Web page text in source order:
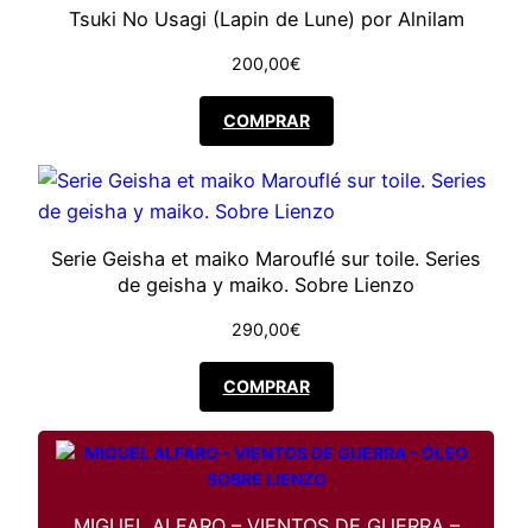
7
1
9
,
0
0
€
9
0
€
Tsuki No Usagi (Lapin de Lune) por Alnilam
200,00€
COMPRAR
Serie Geisha et maiko Marouflé sur toile. Series
de geisha y maiko. Sobre Lienzo
290,00€
COMPRAR